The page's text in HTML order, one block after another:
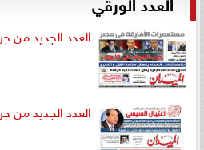
العدد الجديد من
العدد الجديد من